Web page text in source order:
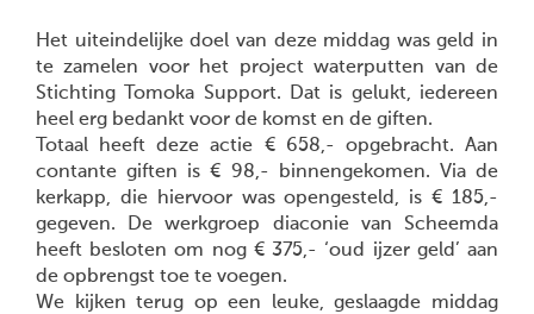
Het uiteindelijke doel van deze middag was geld in
te zamelen voor het project waterputten van de
Stichting Tomoka Support. Dat is gelukt, iedereen
heel erg bedankt voor de komst en de giften.
Totaal heeft deze actie € 658,- opgebracht. Aan
contante giften is € 98,- binnengekomen. Via de
kerkapp, die hiervoor was opengesteld, is € 185,-
gegeven. De werkgroep diaconie van Scheemda
heeft besloten om nog € 375,- ‘oud ijzer geld’ aan
de opbrengst toe te voegen.
We kijken terug op een leuke, geslaagde middag